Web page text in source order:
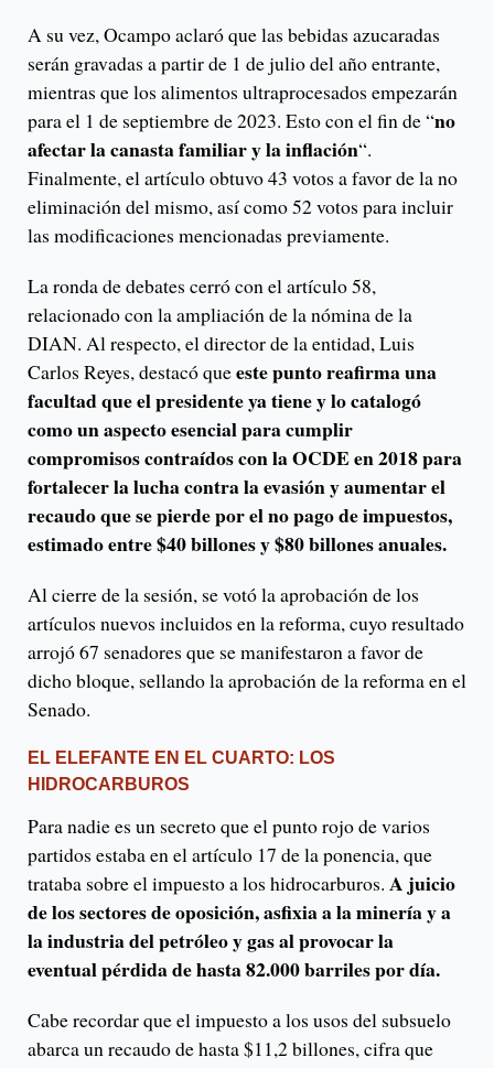
A su vez, Ocampo aclaró que las bebidas azucaradas
serán gravadas a partir de 1 de julio del año entrante,
mientras que los alimentos ultraprocesados empezarán
para el 1 de septiembre de 2023. Esto con el fin de “no
afectar la canasta familiar y la inflación“.
Finalmente, el artículo obtuvo 43 votos a favor de la no
eliminación del mismo, así como 52 votos para incluir
las modificaciones mencionadas previamente.
La ronda de debates cerró con el artículo 58,
relacionado con la ampliación de la nómina de la
DIAN. Al respecto, el director de la entidad, Luis
Carlos Reyes, destacó queeste punto reafirma una
facultad que el presidente ya tiene y lo catalogó
como un aspecto esencial para cumplir
compromisos contraídos con la OCDE en 2018 para
fortalecer la lucha contra la evasión y aumentar el
recaudo que se pierde por el no pago de impuestos,
estimado entre $40 billones y $80 billones anuales.
Al cierre de la sesión, se votó la aprobación de los
artículos nuevos incluidos en la reforma, cuyo resultado
arrojó 67 senadores que se manifestaron a favor de
dicho bloque, sellando la aprobación de la reforma en el
Senado.
EL ELEFANTE EN EL CUARTO: LOS
HIDROCARBUROS
Para nadie es un secreto que el punto rojo de varios
partidos estaba en el artículo 17 de la ponencia, que
trataba sobre el impuesto a los hidrocarburos. A juicio
de los sectores de oposición, asfixia a la minería y a
la industria del petróleo y gas al provocar la
eventual pérdida de hasta 82.000 barriles por día.
Cabe recordar que el impuesto a los usos del subsuelo
abarca un recaudo de hasta $11,2 billones, cifra que